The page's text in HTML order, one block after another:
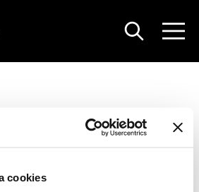
cookies